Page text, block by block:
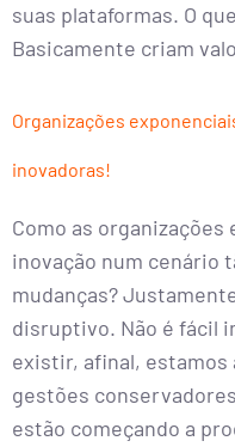
suas plataformas. O
Basicamente criam
Organizações
inovadoras!
Como as
inovação num cenário
mudanças?
disruptivo. Não é fácil
existir, afinal,
gestões
estão começando a